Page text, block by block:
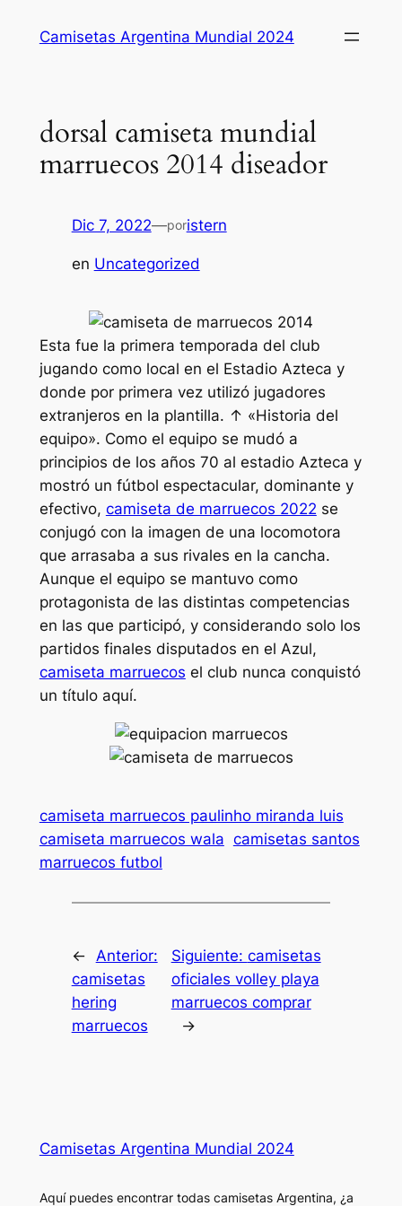
Camisetas Argentina Mundial 2024
dorsal camiseta mundial
marruecos 2014 diseador
Dic 7, 2022—poristern
en Uncategorized
Esta fue la primera temporada del club
jugando como local en el Estadio Azteca y
donde por primera vez utilizó jugadores
extranjeros en la plantilla. ↑ «Historia del
equipo». Como el equipo se mudó a
principios de los años 70 al estadio Azteca y
mostró un fútbol espectacular, dominante y
efectivo, camiseta de marruecos 2022 se
conjugó con la imagen de una locomotora
que arrasaba a sus rivales en la cancha.
Aunque el equipo se mantuvo como
protagonista de las distintas competencias
en las que participó, y considerando solo los
partidos finales disputados en el Azul,
camiseta marruecos el club nunca conquistó
un título aquí.
camiseta marruecos paulinho miranda luis
camiseta marruecos wala camisetas santos
marruecos futbol
←
Anterior:
camisetas
hering
marruecos
Siguiente: camisetas
oficiales volley playa
marruecos comprar
→
Camisetas Argentina Mundial 2024
Aquí puedes encontrar todas camisetas Argentina, ¿a